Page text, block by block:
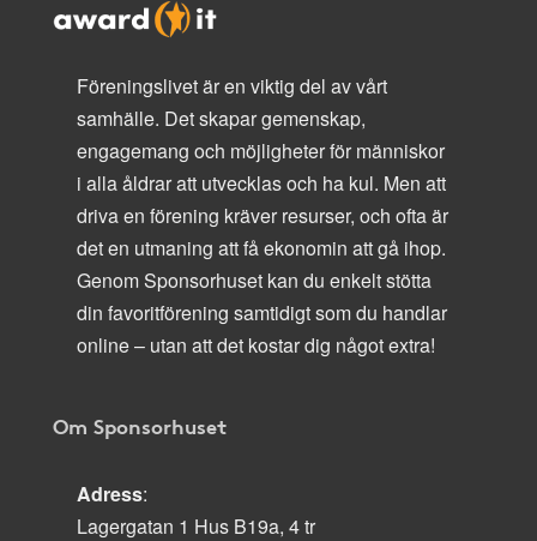
Föreningslivet är en viktig del av vårt
samhälle. Det skapar gemenskap,
engagemang och möjligheter för människor
i alla åldrar att utvecklas och ha kul. Men att
driva en förening kräver resurser, och ofta är
det en utmaning att få ekonomin att gå ihop.
Genom Sponsorhuset kan du enkelt stötta
din favoritförening samtidigt som du handlar
online – utan att det kostar dig något extra!
Om Sponsorhuset
Adress:
Lagergatan 1 Hus B19a, 4 tr